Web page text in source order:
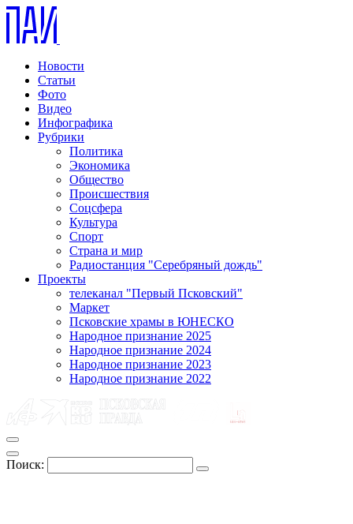
Новости
Статьи
Фото
Видео
Инфографика
Рубрики
Политика
Экономика
Общество
Происшествия
Соцсфера
Культура
Спорт
Страна и мир
Радиостанция "Серебряный дождь"
Проекты
телеканал "Первый Псковский"
Маркет
Псковские храмы в ЮНЕСКО
Народное признание 2025
Народное признание 2024
Народное признание 2023
Народное признание 2022
Поиск: